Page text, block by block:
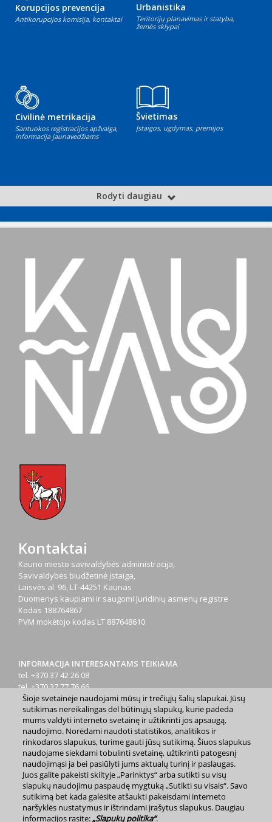
Korupcijos prevencija
Antikorupcijos komisija, kontaktai
Urbanistika
Teritorijų planavimas ir statyba,
žemės sklypai
Civilinė metrikacija
Santuokos registracijos apžvalga,
informacija jaunavedžiams
Švietimas
Įstaigos, ugdymas, premijos
Rodyti daugiau
Kontaktai
Kauno miesto savivaldybės administracija,
Savivaldybės biudžetinė įstaiga,
Laisvės al. 96, LT-44251 Kaunas
Duomenys kaupiami ir saugomi Juridinių asmenų registre
Kodas 188764867
PVM mokėtojo kodas LT 887648610
INFORMACIJA INTERESANTAMS TEIKIAMA
tel. +370 37 42 26 08
tel. +370 37 77 76 66
tel. +370 660 07000
el. p.info@kaunas.lt
2023 m. Kauno miesto savivaldybė. Kopijuoti ir platinti
www.kaunas.lt skelbiamą informaciją be autorių sutikimo draudžiama.
Svetainės žemėlapis »
Šioje svetainėje naudojami mūsų ir trečiųjų šalių slapukai. Jūsų
sutikimas nereikalingas dėl būtinųjų slapukų, kurie padeda
mums valdyti interneto svetainę ir užtikrinti jos apsaugą,
naudojimo. Norėdami naudoti statistikos, analitikos ir
rinkodaros slapukus, turime gauti jūsų sutikimą. Šiuos slapukus
naudojame siekdami tobulinti svetainę, užtikrinti patogesnį
naudojimąsi ja bei pasiūlyti jums aktualų turinį ir paslaugas.
Juos galite pakeisti skiltyje „Parinktys“ arba sutikti su visų
slapukų naudojimu paspaudę mygtuką „Sutikti su visais“. Savo
sutikimą bet kada galėsite atšaukti pakeisdami interneto
naršyklės nustatymus ir ištrindami įrašytus slapukus. Daugiau
informacijos rasite:„Slapukų politika“.